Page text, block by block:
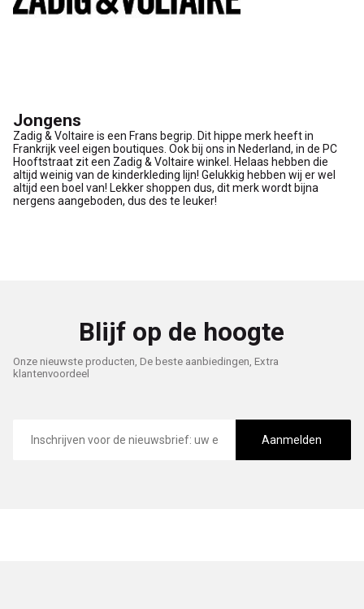
Jongens
Zadig & Voltaire is een Frans begrip. Dit hippe merk heeft in
Frankrijk veel eigen boutiques. Ook bij ons in Nederland, in de PC
Hooftstraat zit een Zadig & Voltaire winkel. Helaas hebben die
altijd weinig van de kinderkleding lijn! Gelukkig hebben wij er wel
altijd een boel van! Lekker shoppen dus, dit merk wordt bijna
nergens aangeboden, dus des te leuker!
Blijf op de hoogte
Onze nieuwste producten, De beste aanbiedingen, Extra
klantenvoordeel
mailadres
Aanmelden